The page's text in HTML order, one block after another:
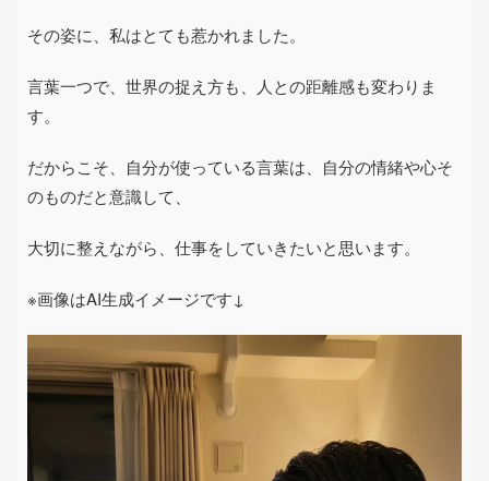
その姿に、私はとても惹かれました。
言葉一つで、世界の捉え方も、人との距離感も変わりま
す。
だからこそ、自分が使っている言葉は、自分の情緒や心そ
のものだと意識して、
大切に整えながら、仕事をしていきたいと思います。
※画像はAI生成イメージです↓